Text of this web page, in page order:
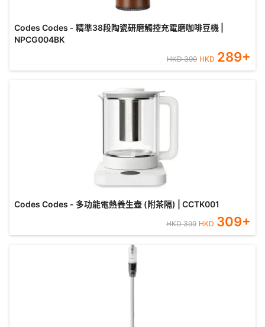
Codes Codes - 精準38段陶瓷研磨觸控充電磨咖啡豆機 |
NPCG004BK
HKD399 HKD 289+
Codes Codes - 多功能電熱養生壺 (附茶隔) | CCTK001
HKD399 HKD 309+